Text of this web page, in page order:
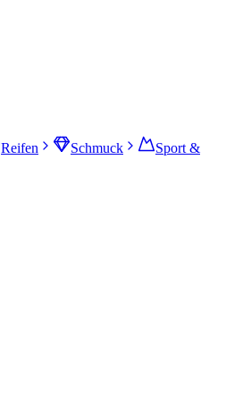
Reifen Schmuck
Sport &